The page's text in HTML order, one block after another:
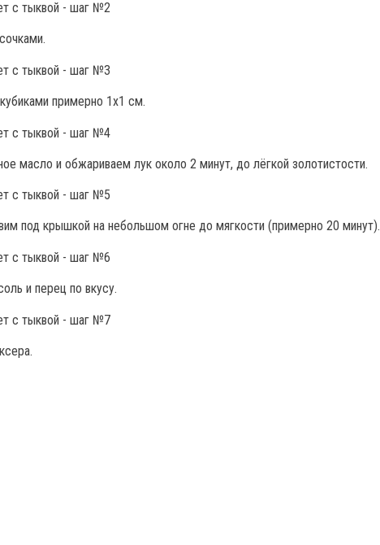
примерно 1х1 см.
масло и обжариваем лук около 2 минут, до лёгкой золотистости.
под крышкой на небольшом огне до мягкости (примерно 20 минут).
и перец по вкусу.